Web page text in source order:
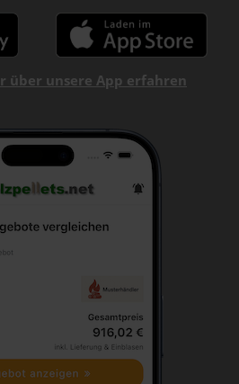
über unsere App erfahren